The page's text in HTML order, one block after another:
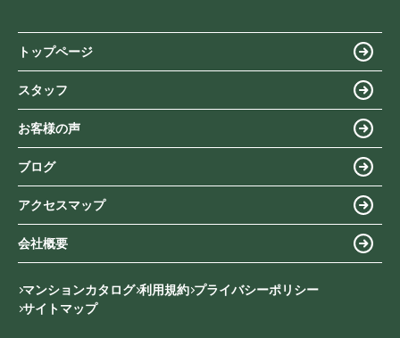
トップページ
スタッフ
お客様の声
ブログ
アクセスマップ
会社概要
マンションカタログ 利用規約 プライバシーポリシー
サイトマップ